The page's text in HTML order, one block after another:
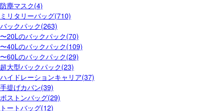
防塵マスク(4)
ミリタリーバッグ(710)
バックパック(263)
〜20Lのバックパック(70)
〜40Lのバックパック(109)
〜60Lのバックパック(29)
超大型バックパック(23)
ハイドレーションキャリア(37)
手提げカバン(39)
ボストンバッグ(29)
トートバッグ(12)